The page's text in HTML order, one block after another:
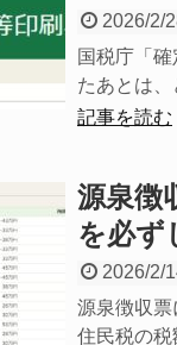
2026/2/
国税庁「
たあとは
記事を読む
源泉徴
を必ず
2026/2/
源泉徴収
住民税の税